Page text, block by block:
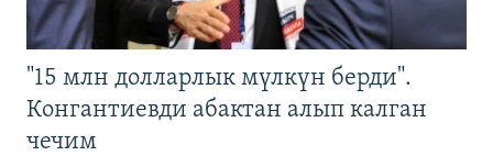
"15 млн долларлык мүлкүн берди".
Конгантиевди абактан алып калган
чечим